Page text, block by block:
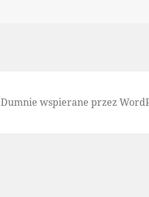
Dumnie wspierane przez